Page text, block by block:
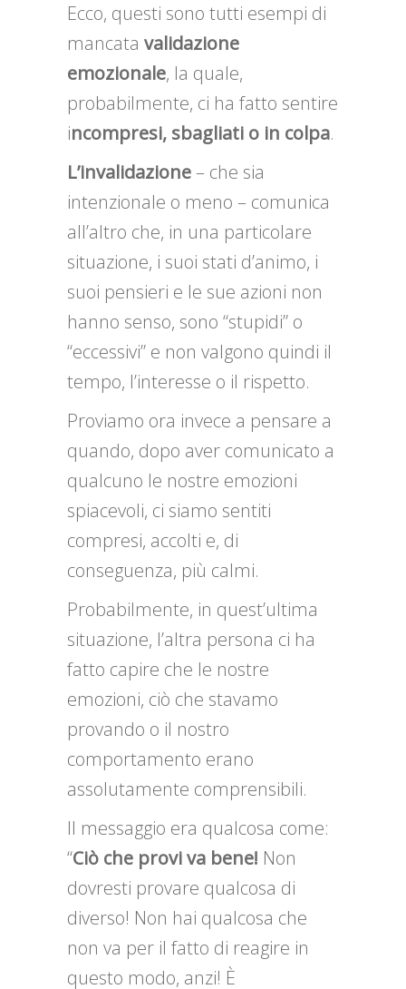
Ecco, questi sono tutti esempi di
mancata validazione
emozionale, la quale,
probabilmente, ci ha fatto sentire
incompresi, sbagliati o in colpa.
L’invalidazione– che sia
intenzionale o meno – comunica
all’altro che, in una particolare
situazione, i suoi stati d’animo, i
suoi pensieri e le sue azioni non
hanno senso, sono “stupidi” o
“eccessivi” e non valgono quindi il
tempo, l’interesse o il rispetto.
Proviamo ora invece a pensare a
quando, dopo aver comunicato a
qualcuno le nostre emozioni
spiacevoli, ci siamo sentiti
compresi, accolti e, di
conseguenza, più calmi.
Probabilmente, in quest’ultima
situazione, l’altra persona ci ha
fatto capire che le nostre
emozioni, ciò che stavamo
provando o il nostro
comportamento erano
assolutamente comprensibili.
Il messaggio era qualcosa come:
“Ciò che provi va bene! Non
dovresti provare qualcosa di
diverso! Non hai qualcosa che
non va per il fatto di reagire in
questo modo, anzi! È